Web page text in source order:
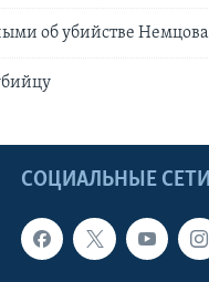
об убийстве Немцова
СОЦИАЛЬНЫЕ СЕТИ